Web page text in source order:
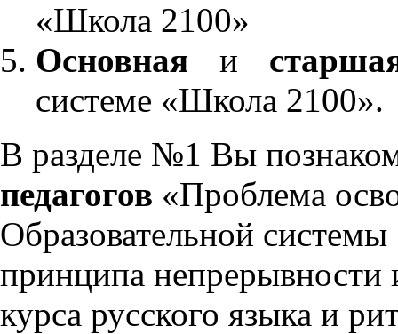
«Школа 2100»
Основнаяи
системе «Школа 2100».
В разделе №1 Вы
педагогов «Проблема
Образовательной
принципа непрерывности
курса русского языка и